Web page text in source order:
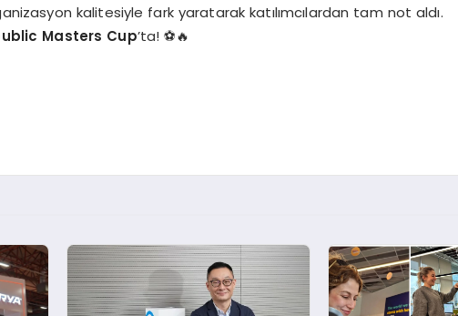
kalitesiyle fark yaratarak katılımcılardan tam not aldı.
Masters Cup’ta! ⚽🔥